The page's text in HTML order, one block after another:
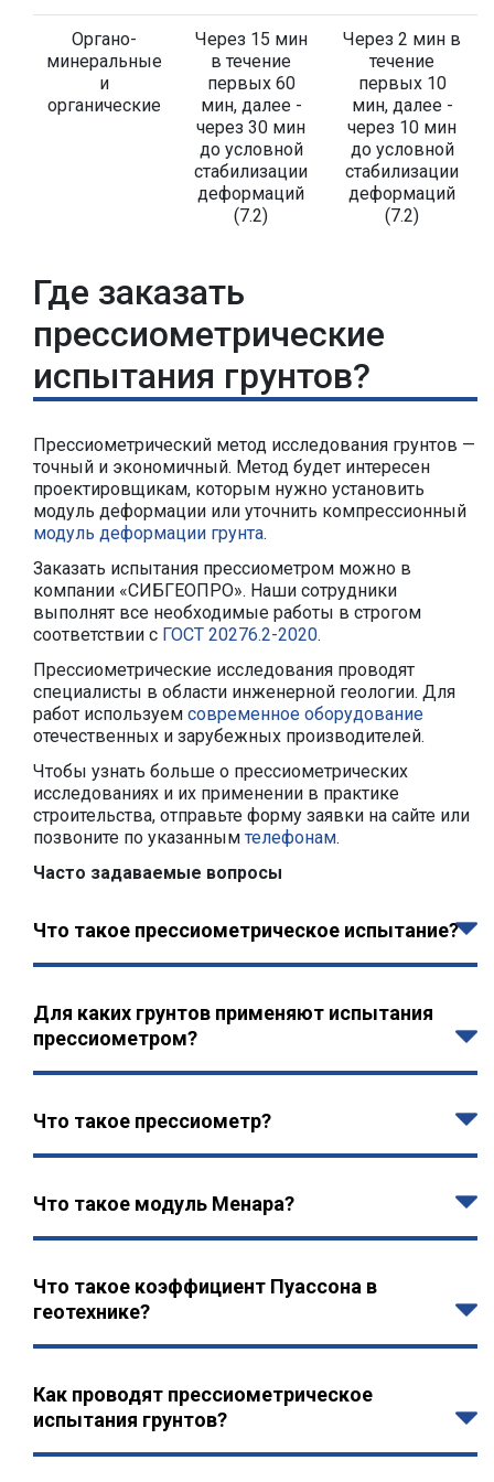
Органо-
минеральные
и
органические
Через 15 мин
в течение
первых 60
мин, далее -
через 30 мин
до условной
стабилизации
деформаций
(7.2)
Через 2 мин в
течение
первых 10
мин, далее -
через 10 мин
до условной
стабилизации
деформаций
(7.2)
Где заказать
прессиометрические
испытания грунтов?
Прессиометрический метод исследования грунтов —
точный и экономичный. Метод будет интересен
проектировщикам, которым нужно установить
модуль деформации или уточнить компрессионный
модуль деформации грунта.
Заказать испытания прессиометром можно в
компании «СИБГЕОПРО». Наши сотрудники
выполнят все необходимые работы в строгом
соответствии с ГОСТ 20276.2-2020.
Прессиометрические исследования проводят
специалисты в области инженерной геологии. Для
работ используем современное оборудование
отечественных и зарубежных производителей.
Чтобы узнать больше о прессиометрических
исследованиях и их применении в практике
строительства, отправьте форму заявки на сайте или
позвоните по указанным телефонам.
Часто задаваемые вопросы
Что такое прессиометрическое испытание?
Для каких грунтов применяют испытания
прессиометром?
Что такое прессиометр?
Что такое модуль Менара?
Что такое коэффициент Пуассона в
геотехнике?
Как проводят прессиометрическое
испытания грунтов?